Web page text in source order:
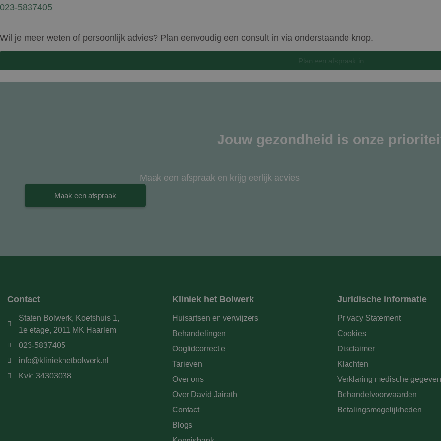
023-5837405
Wil je meer weten of persoonlijk advies? Plan eenvoudig een consult in via onderstaande knop.
Jouw gezondheid is onze
Maak een afspraak en krijg eerlijk advies
Maak een afspraak
Contact
Staten Bolwerk, Koetshuis 1,
1e etage, 2011 MK Haarlem
023-5837405
info@kliniekhetbolwerk.nl
Kvk: 34303038
Kliniek het Bolwerk
Huisartsen en verwijzers
Behandelingen
Ooglidcorrectie
Tarieven
Over ons
Over David Jairath
Contact
Blogs
Juridische informatie
Privacy Statement
Cookies
Disclaimer
Klachten
Verklaring medische
Behandelvoorwaarden
Betalingsmogelijkheden